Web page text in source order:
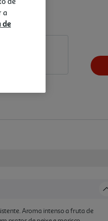
Aroma intenso a fruta de
a
de